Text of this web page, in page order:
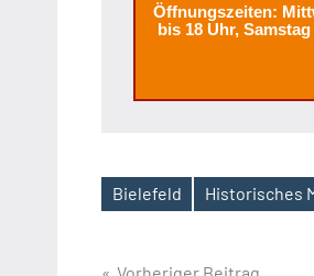
Öffnungszeiten:
bis 18 Uhr,
Schlagwörter
Bielefeld Historisches